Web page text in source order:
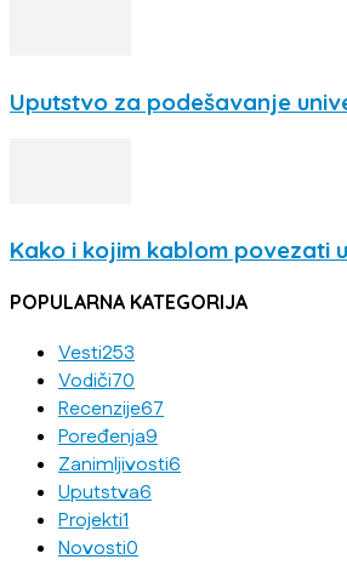
Uputstvo za podešavanje
Kako i kojim kablom povezati
POPULARNA KATEGORIJA
Vesti253
Vodiči70
Recenzije67
Poređenja9
Zanimljivosti6
Uputstva6
Projekti1
Novosti0